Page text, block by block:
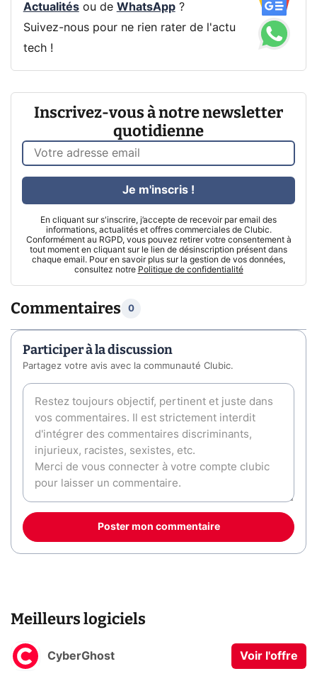
Actualitésou de WhatsApp?
Suivez-nous pour ne rien rater de l'actu
tech !
Inscrivez-vous à notre newsletter
quotidienne
En cliquant sur s'inscrire, j’accepte de recevoir par email des
informations, actualités et offres commerciales de Clubic.
Conformément au RGPD, vous pouvez retirer votre consentement à
tout moment en cliquant sur le lien de désinscription présent dans
chaque email. Pour en savoir plus sur la gestion de vos données,
consultez notre Politique de confidentialité
Je m'inscris !
Commentaires 0
Participer à la discussion
Partagez votre avis avec la communauté Clubic.
Poster mon commentaire
Meilleurs logiciels
CyberGhost Voir l'offre